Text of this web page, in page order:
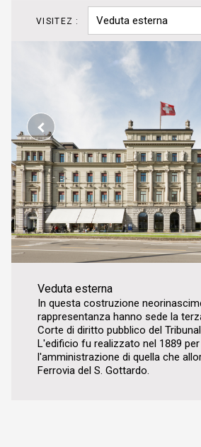
VISITEZ :
Veduta esterna
In questa costruzione
rappresentanza hanno sede la
Corte di diritto pubblico del
L'edificio fu realizzato nel 1889 per
l'amministrazione di quella che
Ferrovia del S. Gottardo.